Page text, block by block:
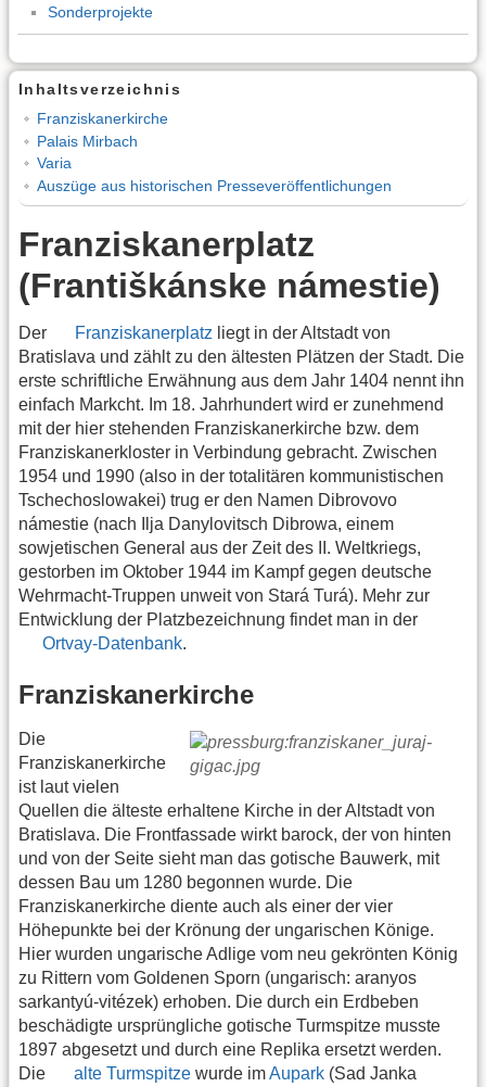
Sonderprojekte
Inhaltsverzeichnis
Franziskanerkirche
Palais Mirbach
Varia
Auszüge aus historischen Presseveröffentlichungen
Franziskanerplatz
(Františkánske námestie)
Der Franziskanerplatz liegt in der Altstadt von
Bratislava und zählt zu den ältesten Plätzen der Stadt. Die
erste schriftliche Erwähnung aus dem Jahr 1404 nennt ihn
einfach Markcht. Im 18. Jahrhundert wird er zunehmend
mit der hier stehenden Franziskanerkirche bzw. dem
Franziskanerkloster in Verbindung gebracht. Zwischen
1954 und 1990 (also in der totalitären kommunistischen
Tschechoslowakei) trug er den Namen Dibrovovo
námestie (nach Ilja Danylovitsch Dibrowa, einem
sowjetischen General aus der Zeit des II. Weltkriegs,
gestorben im Oktober 1944 im Kampf gegen deutsche
Wehrmacht-Truppen unweit von Stará Turá). Mehr zur
Entwicklung der Platzbezeichnung findet man in der
Ortvay-Datenbank.
Franziskanerkirche
Die
Franziskanerkirche
ist laut vielen
Quellen die älteste erhaltene Kirche in der Altstadt von
Bratislava. Die Frontfassade wirkt barock, der von hinten
und von der Seite sieht man das gotische Bauwerk, mit
dessen Bau um 1280 begonnen wurde. Die
Franziskanerkirche diente auch als einer der vier
Höhepunkte bei der Krönung der ungarischen Könige.
Hier wurden ungarische Adlige vom neu gekrönten König
zu Rittern vom Goldenen Sporn (ungarisch: aranyos
sarkantyú-vitézek) erhoben. Die durch ein Erdbeben
beschädigte ursprüngliche gotische Turmspitze musste
1897 abgesetzt und durch eine Replika ersetzt werden.
Die
alte Turmspitze wurde imAupark (Sad Janka